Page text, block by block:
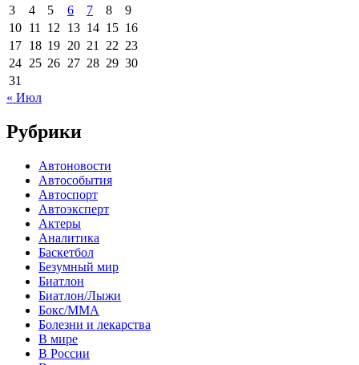
3
4 5 6 7 8
9
10 11 12 13 14 15 16
17 18 19 20 21 22 23
24 25 26 27 28 29 30
31
« Июл
Рубрики
Автоновости
Автособытия
Автоспорт
Автоэксперт
Актеры
Аналитика
Баскетбол
Безумный мир
Биатлон
Биатлон/Лыжи
Бокс/MMA
Болезни и лекарства
В мире
В России